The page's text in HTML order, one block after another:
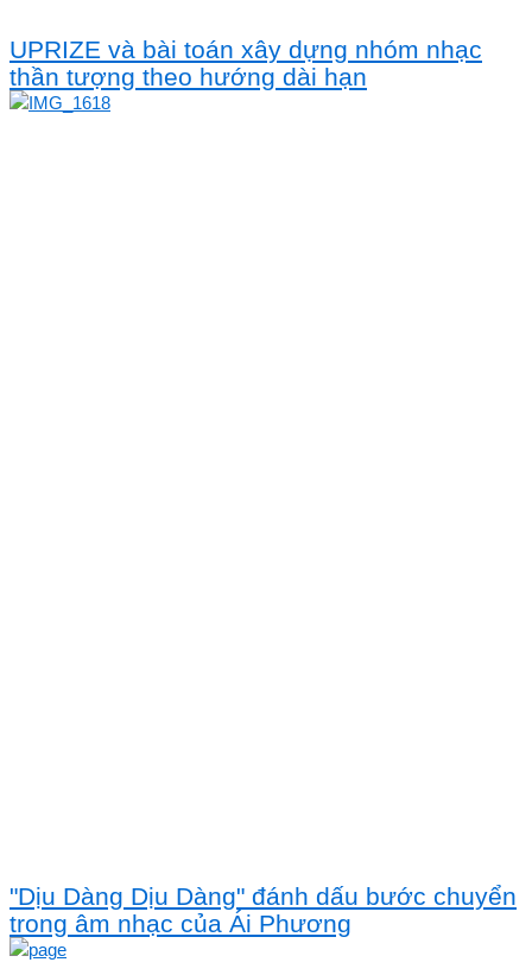
UPRIZE và bài toán xây dựng nhóm nhạc
thần tượng theo hướng dài hạn
"Dịu Dàng Dịu Dàng" đánh dấu bước chuyển
trong âm nhạc của Ái Phương